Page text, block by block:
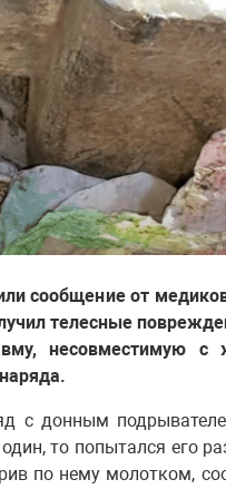
сообщение от
телесные
несовместимую с
с донным
то попытался его
по нему молотком,